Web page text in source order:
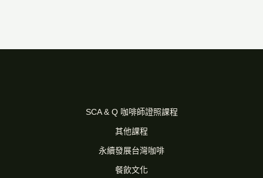
SCA & Q 咖啡師證照課程
其他課程
永續發展台灣咖啡
餐飲文化